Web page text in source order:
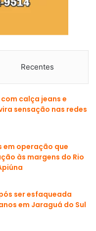
Recentes
calça jeans e
sensação nas redes
em operação que
às margens do Rio
ser esfaqueada
em Jaraguá do Sul